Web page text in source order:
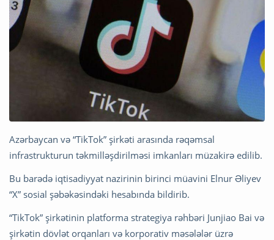
Azərbaycan və “TikTok” şirkəti arasında rəqəmsal
infrastrukturun təkmilləşdirilməsi imkanları müzakirə edilib.
Bu barədə iqtisadiyyat nazirinin birinci müavini Elnur Əliyev
“X” sosial şəbəkəsindəki hesabında bildirib.
“TikTok” şirkətinin platforma strategiya rəhbəri Junjiao Bai və
şirkətin dövlət orqanları və korporativ məsələlər üzrə